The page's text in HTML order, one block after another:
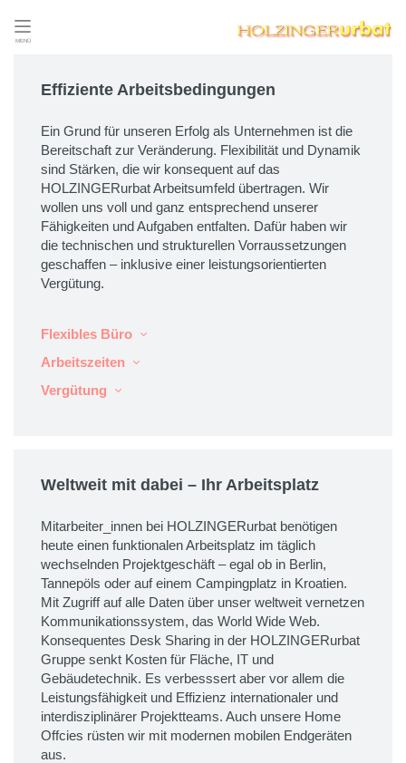
MENÜ
Effiziente Arbeitsbedingungen
Ein Grund für unseren Erfolg als Unternehmen ist die
Bereitschaft zur Veränderung. Flexibilität und Dynamik
sind Stärken, die wir konsequent auf das
HOLZINGERurbat Arbeitsumfeld übertragen. Wir
wollen uns voll und ganz entsprechend unserer
Fähigkeiten und Aufgaben entfalten. Dafür haben wir
die technischen und strukturellen Vorraussetzungen
geschaffen – inklusive einer leistungsorientierten
Vergütung.
Flexibles Büro
Arbeitszeiten
Vergütung
Weltweit mit dabei – Ihr Arbeitsplatz
Mitarbeiter_innen bei HOLZINGERurbat benötigen
heute einen funktionalen Arbeitsplatz im täglich
wechselnden Projektgeschäft – egal ob in Berlin,
Tannepöls oder auf einem Campingplatz in Kroatien.
Mit Zugriff auf alle Daten über unser weltweit vernetzen
Kommunikationssystem, das World Wide Web.
Konsequentes Desk Sharing in der HOLZINGERurbat
Gruppe senkt Kosten für Fläche, IT und
Gebäudetechnik. Es verbesssert aber vor allem die
Leistungsfähigkeit und Effizienz internationaler und
interdisziplinärer Projektteams. Auch unsere Home
Offcies rüsten wir mit modernen mobilen Endgeräten
aus.